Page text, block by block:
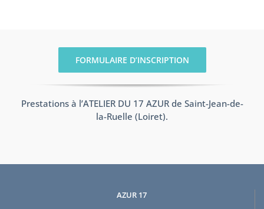
FORMULAIRE D’INSCRIPTION
Prestations à l’ATELIER DU 17 AZUR de Saint-Jean-de-
la-Ruelle (Loiret).
AZUR 17